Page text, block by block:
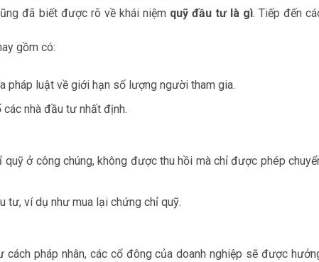
đã biết được rõ về khái niệm quỹ đầu tư là gì. Tiếp đến
gồm có:
pháp luật về giới hạn số lượng người tham gia.
nhà đầu tư nhất định.
ở công chúng, không được thu hồi mà chỉ được phép
tư, ví dụ như mua lại chứng chỉ quỹ.
pháp nhân, các cổ đông của doanh nghiệp sẽ được